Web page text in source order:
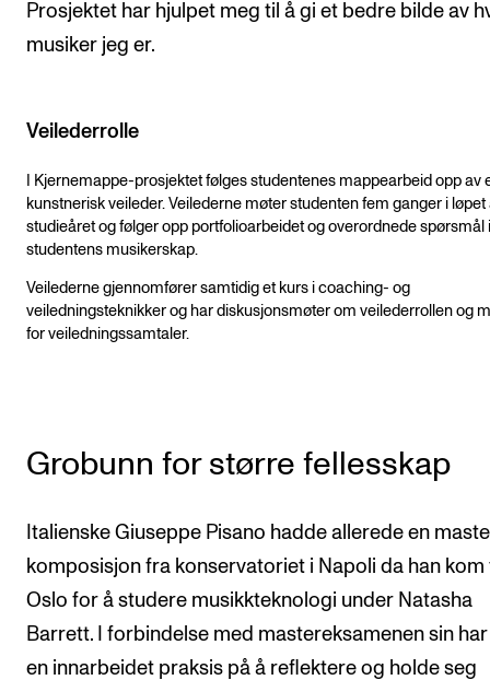
Prosjektet har hjulpet meg til å gi et bedre bilde av
musiker jeg er.
Veilederrolle
I Kjernemappe-prosjektet følges studentenes mappearbeid opp av
kunstnerisk veileder. Veilederne møter studenten fem ganger i løpet
studieåret og følger opp portfolioarbeidet og overordnede spørsmål i
studentens musikerskap.
Veilederne gjennomfører samtidig et kurs i coaching- og
veiledningsteknikker og har diskusjonsmøter om veilederrollen og
for veiledningssamtaler.
Grobunn for større fellesskap
Italienske Giuseppe Pisano hadde allerede en
komposisjon fra konservatoriet i Napoli da han kom
Oslo for å studere musikkteknologi under Natasha
Barrett. I forbindelse med mastereksamenen sin
en innarbeidet praksis på å reflektere og holde seg